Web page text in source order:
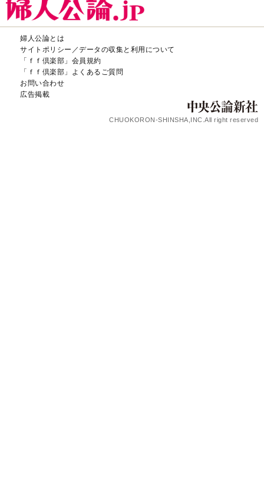
婦人公論とは
サイトポリシー／データの収集と利用について
「ｆｆ倶楽部」会員規約
「ｆｆ倶楽部」よくあるご質問
お問い合わせ
広告掲載
CHUOKORON-SHINSHA,INC.All right reserved